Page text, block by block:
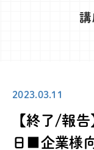
家庭でやってみ
メディア掲載
講
2023.03.11
【終了/報
日■企業様